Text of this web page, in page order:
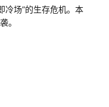
冷场”的生存危机。本
。